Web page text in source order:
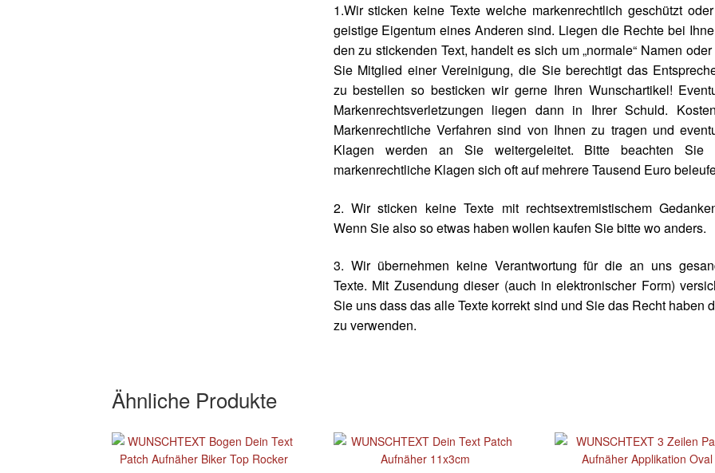
1.Wir sticken keine Texte welche markenrechtlich geschützt
geistige Eigentum eines Anderen sind. Liegen die Rechte bei
den zu stickenden Text, handelt es sich um „normale“ Namen
Sie Mitglied einer Vereinigung, die Sie berechtigt das
zu bestellen so besticken wir gerne Ihren Wunschartikel!
Markenrechtsverletzungen liegen dann in Ihrer Schuld.
Markenrechtliche Verfahren sind von Ihnen zu tragen und
Klagen werden an Sie weitergeleitet. Bitte beachten Sie
markenrechtliche Klagen sich oft auf mehrere Tausend Euro
2. Wir sticken keine Texte mit rechtsextremistischem
Wenn Sie also so etwas haben wollen kaufen Sie bitte wo anders.
3. Wir übernehmen keine Verantwortung für die an uns
Texte. Mit Zusendung dieser (auch in elektronischer Form)
Sie uns dass das alle Texte korrekt sind und Sie das Recht haben
zu verwenden.
Ähnliche Produkte